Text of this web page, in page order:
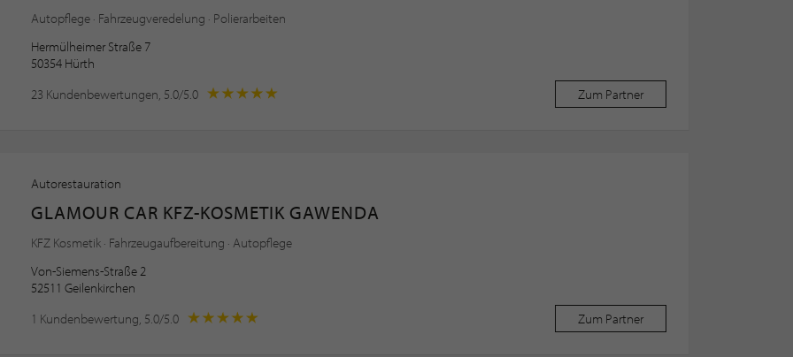
Autopflege · Fahrzeugveredelung · Polierarbeiten
Hermülheimer Straße 7
50354 Hürth
23 Kundenbewertungen, 5.0/5.0
Zum Partner
Autorestauration
GLAMOUR CAR KFZ-KOSMETIK GAWENDA
KFZ Kosmetik · Fahrzeugaufbereitung · Autopflege
Von-Siemens-Straße 2
52511 Geilenkirchen
1 Kundenbewertung, 5.0/5.0
Zum Partner